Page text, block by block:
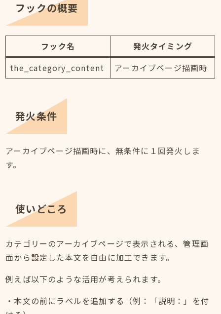
フックの概要
フック名
発火タイミング
the_category_content
アーカイブページ描画時
発火条件
アーカイブページ描画時に、無条件に１回発火しま
す。
使いどころ
カテゴリーのアーカイブページで表示される、管理画
面から設定した本文を自由に加工できます。
例えば以下のような活用が考えられます。
・本文の前にラベルを追加する（例：「説明：」を付